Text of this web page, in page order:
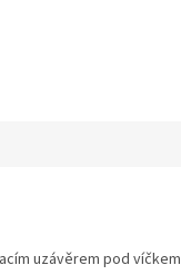
uzávěrem pod víčkem